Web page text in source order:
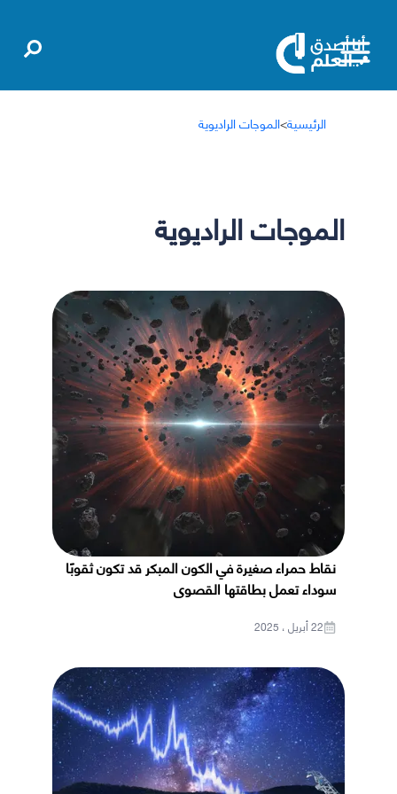
الرئيسية>الموجات الراديوية
الموجات الراديوية
نقاط حمراء صغيرة في الكون المبكر قد تكون ثقوبًا
سوداء تعمل بطاقتها القصوى
22 أبريل ، 2025